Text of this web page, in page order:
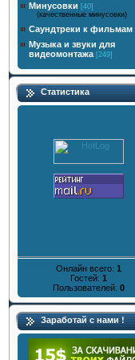
Минусовки [40]
(качественные минусовки)
Саундтреки к фильмам
Музыка и звуки для
видеомонтажа [249]
Статистика
Онлайн всего: 1
Гостей: 1
Пользователей: 0
Заработай с нами !